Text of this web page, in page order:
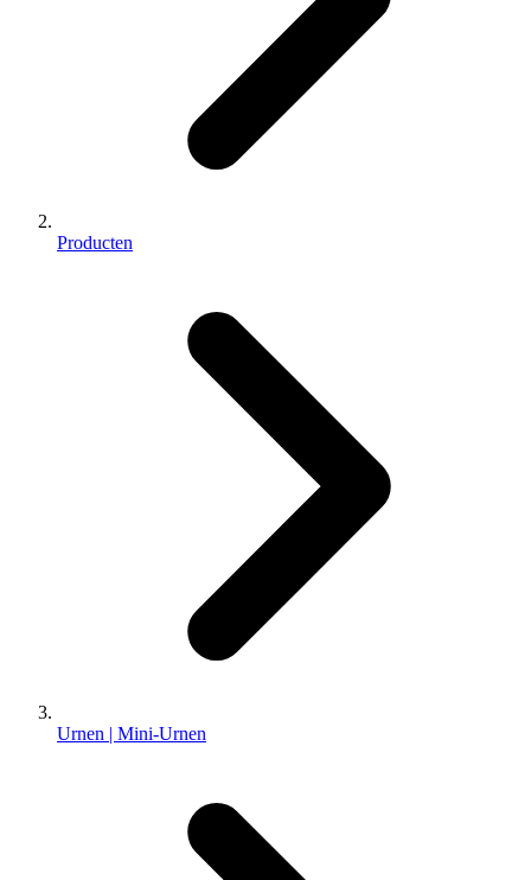
Producten
Urnen | Mini-Urnen